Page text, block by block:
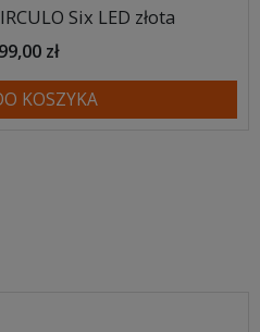
Six LED złota
zł
KOSZYKA